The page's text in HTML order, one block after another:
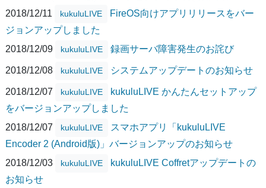
2018/12/11
kukuluLIVE
FireOS向けアプリリリースをバー
ジョンアップしました
2018/12/09
kukuluLIVE 録画サーバ障害発生のお詫び
2018/12/08 kukuluLIVE システムアップデートのお知らせ
2018/12/07 kukuluLIVE
kukuluLIVE かんたんセットアップ
をバージョンアップしました
2018/12/07
kukuluLIVE
スマホアプリ「kukuluLIVE
Encoder 2 (Android版)」バージョンアップのお知らせ
2018/12/03
kukuluLIVE
kukuluLIVE Coffretアップデートの
お知らせ